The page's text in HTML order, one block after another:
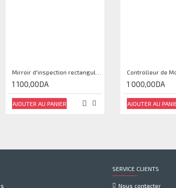
1 100,00DA
AJOUTER AU PANIER
1 000,00DA
AJOUTER AU
SERVICE CLIENTS
Nous contacter